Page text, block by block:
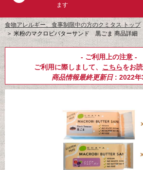
ます
食物アレルギー、食事制限中の方のクミタス トップ
＞米粉のマクロビバターサンド 黒ごま 商品詳細
- ご利用上の注意 -
ご利用に際しまして、 こちらをお
商品情報最終更新日: 2022年